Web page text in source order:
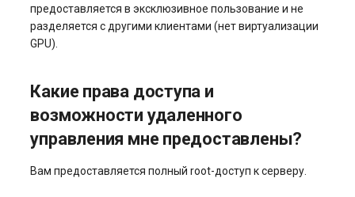
предоставляется в эксклюзивное пользование и не
разделяется с другими клиентами (нет виртуализации
GPU).
Какие права доступа и
возможности удаленного
управления мне предоставлены?
Вам предоставляется полный root-доступ к серверу.